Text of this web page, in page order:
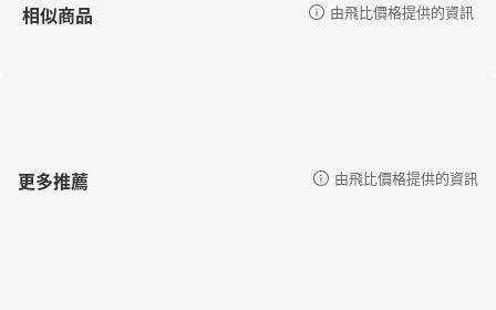
相似商品 由飛比價格提供的資訊
更多推薦 由飛比價格提供的資訊